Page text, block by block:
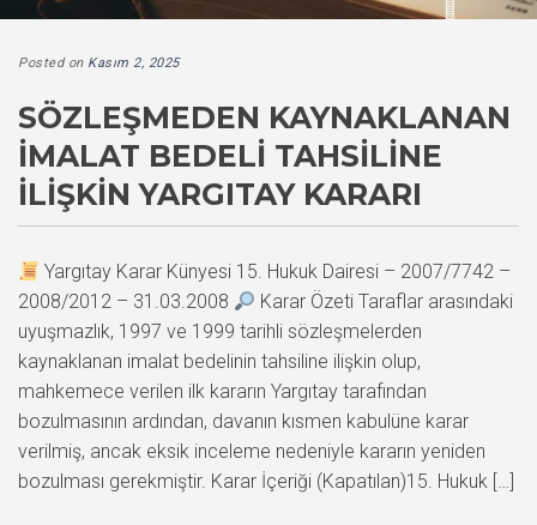
Posted on Kasım 2, 2025
SÖZLEŞMEDEN KAYNAKLANAN
İMALAT BEDELI TAHSILINE
İLIŞKIN YARGITAY KARARI
Yargıtay Karar Künyesi 15. Hukuk Dairesi – 2007/7742 –
2008/2012 – 31.03.2008
Karar Özeti Taraflar arasındaki
uyuşmazlık, 1997 ve 1999 tarihli sözleşmelerden
kaynaklanan imalat bedelinin tahsiline ilişkin olup,
mahkemece verilen ilk kararın Yargıtay tarafından
bozulmasının ardından, davanın kısmen kabulüne karar
verilmiş, ancak eksik inceleme nedeniyle kararın yeniden
bozulması gerekmiştir. Karar İçeriği (Kapatılan)15. Hukuk […]